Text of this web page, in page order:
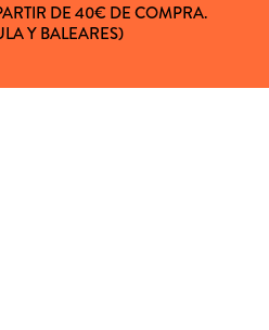
DE 40€ DE COMPRA.
Y BALEARES)